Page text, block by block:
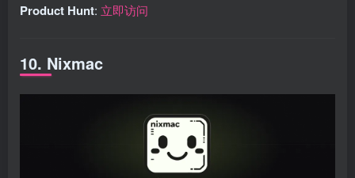
Product Hunt: 立即访问
10. Nixmac